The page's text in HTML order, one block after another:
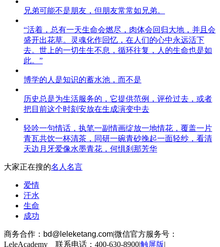
兄弟可能不是朋友，但朋友常常如兄弟。
“活着，总有一天生命会燃尽，肉体会回归大地，并且会
盛开出花草。灵魂化作回忆，在人们的心中永远活下
去。世上的一切生生不息，循环往复，人的生命也是如
此。”
博学的人是知识的蓄水池，而不是
历史总是为生活服务的，它提供范例，评价过去，或者
把目前这个时刻安放在生成演变中去
轻吟一句情话，执笔一副情画绽放一地情花，覆盖一片
青瓦共饮一杯清茶，同研一碗青砂挽起一面轻纱，看清
天边月牙爱像水墨青花，何惧刹那芳华
大家正在搜的名人名言
爱情
汗水
生命
成功
商务合作： bd@leleketang.com|微信官方服务号：
LeleAcademy 联系电话：400-630-8900|触屏版|